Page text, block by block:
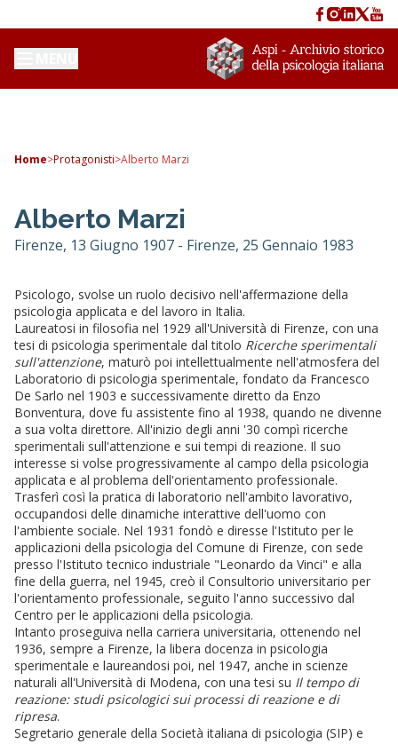
Home>Protagonisti>Alberto Marzi
Alberto Marzi
Firenze, 13 Giugno 1907 - Firenze, 25 Gennaio 1983
Psicologo, svolse un ruolo decisivo nell'affermazione della
psicologia applicata e del lavoro in Italia.
Laureatosi in filosofia nel 1929 all'Università di Firenze, con una
tesi di psicologia sperimentale dal titolo Ricerche sperimentali
sull'attenzione, maturò poi intellettualmente nell'atmosfera del
Laboratorio di psicologia sperimentale, fondato da Francesco
De Sarlo nel 1903 e successivamente diretto da Enzo
Bonventura, dove fu assistente fino al 1938, quando ne divenne
a sua volta direttore. All'inizio degli anni '30 compì ricerche
sperimentali sull'attenzione e sui tempi di reazione. Il suo
interesse si volse progressivamente al campo della psicologia
applicata e al problema dell'orientamento professionale.
Trasferì così la pratica di laboratorio nell'ambito lavorativo,
occupandosi delle dinamiche interattive dell'uomo con
l'ambiente sociale. Nel 1931 fondò e diresse l'Istituto per le
applicazioni della psicologia del Comune di Firenze, con sede
presso l'Istituto tecnico industriale "Leonardo da Vinci" e alla
fine della guerra, nel 1945, creò il Consultorio universitario per
l'orientamento professionale, seguito l'anno successivo dal
Centro per le applicazioni della psicologia.
Intanto proseguiva nella carriera universitaria, ottenendo nel
1936, sempre a Firenze, la libera docenza in psicologia
sperimentale e laureandosi poi, nel 1947, anche in scienze
naturali all'Università di Modena, con una tesi su Il tempo di
reazione: studi psicologici sui processi di reazione e di
ripresa.
Segretario generale della Società italiana di psicologia (SIP) e